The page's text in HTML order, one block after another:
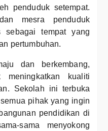
penduduk setempat.
mesra penduduk
sebagai tempat yang
pertumbuhan.
dan berkembang,
meningkatkan kualiti
Sekolah ini terbuka
pihak yang ingin
pendidikan di
sama menyokong